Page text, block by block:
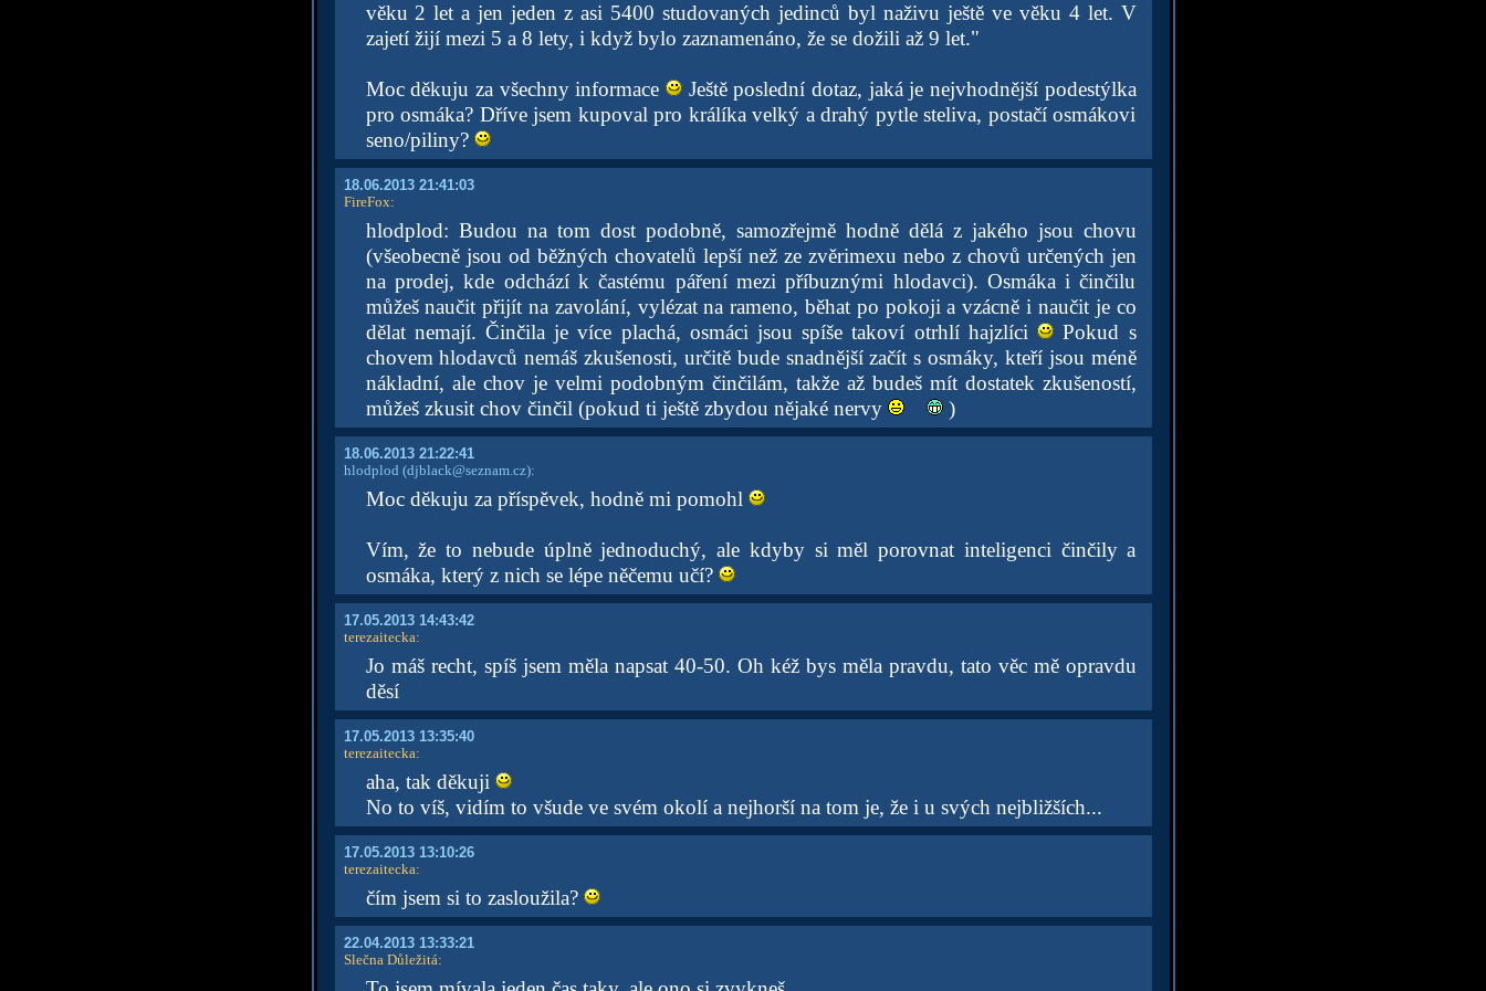
věku 2 let a jen jeden z asi 5400 studovaných jedinců byl naživu ještě ve věku 4 let. V
zajetí žijí mezi 5 a 8 lety, i když bylo zaznamenáno, že se dožili až 9 let."
Moc děkuju za všechny informace
Ještě poslední dotaz, jaká je nejvhodnější podestýlka
pro osmáka? Dříve jsem kupoval pro králíka velký a drahý pytle steliva, postačí osmákovi
seno/piliny?
18.06.2013 21:41:03
FireFox:
hlodplod: Budou na tom dost podobně, samozřejmě hodně dělá z jakého jsou chovu
(všeobecně jsou od běžných chovatelů lepší než ze zvěrimexu nebo z chovů určených jen
na prodej, kde odchází k častému páření mezi příbuznými hlodavci). Osmáka i činčilu
můžeš naučit přijít na zavolání, vylézat na rameno, běhat po pokoji a vzácně i naučit je co
dělat nemají. Činčila je více plachá, osmáci jsou spíše takoví otrhlí hajzlíci
Pokud s
chovem hlodavců nemáš zkušenosti, určitě bude snadnější začít s osmáky, kteří jsou méně
nákladní, ale chov je velmi podobným činčilám, takže až budeš mít dostatek zkušeností,
můžeš zkusit chov činčil (pokud ti ještě zbydou nějaké nervy
)
18.06.2013 21:22:41
hlodplod (djblack@seznam.cz):
Moc děkuju za příspěvek, hodně mi pomohl
Vím, že to nebude úplně jednoduchý, ale kdyby si měl porovnat inteligenci činčily a
osmáka, který z nich se lépe něčemu učí?
17.05.2013 14:43:42
terezaitecka:
Jo máš recht, spíš jsem měla napsat 40-50. Oh kéž bys měla pravdu, tato věc mě opravdu
děsí
17.05.2013 13:35:40
terezaitecka:
aha, tak děkuji
No to víš, vidím to všude ve svém okolí a nejhorší na tom je, že i u svých nejbližších...
17.05.2013 13:10:26
terezaitecka:
čím jsem si to zasloužila?
22.04.2013 13:33:21
Slečna Důležitá: